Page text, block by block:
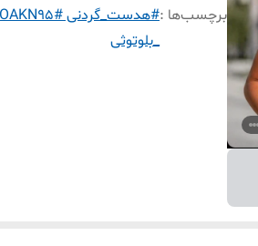
برچسب‌ها :
_بلوتوثی